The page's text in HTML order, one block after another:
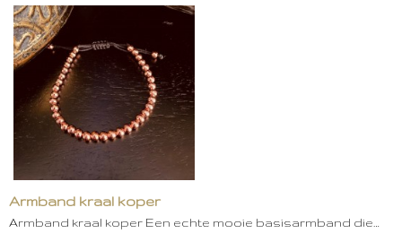
Armband kraal koper
Armband kraal koper Een echte mooie basisarmband die…